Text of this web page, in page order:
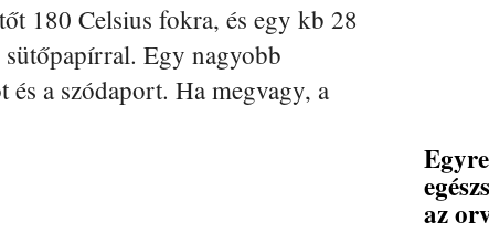
180 Celsius fokra, és egy kb 28
Egy nagyobb
és a szódaport. Ha megvagy, a
az